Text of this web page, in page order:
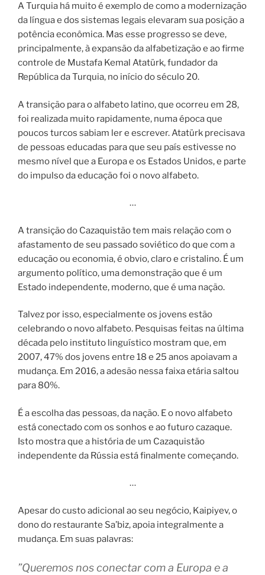
A Turquia há muito é exemplo de como a modernização
da língua e dos sistemas legais elevaram sua posição a
potência econômica. Mas esse progresso se deve,
principalmente, à expansão da alfabetização e ao firme
controle de Mustafa Kemal Atatürk, fundador da
República da Turquia, no início do século 20.
A transição para o alfabeto latino, que ocorreu em 28,
foi realizada muito rapidamente, numa época que
poucos turcos sabiam ler e escrever. Atatürk precisava
de pessoas educadas para que seu país estivesse no
mesmo nível que a Europa e os Estados Unidos, e parte
do impulso da educação foi o novo alfabeto.
…
A transição do Cazaquistão tem mais relação com o
afastamento de seu passado soviético do que com a
educação ou economia, é obvio, claro e cristalino. É um
argumento político, uma demonstração que é um
Estado independente, moderno, que é uma nação.
Talvez por isso, especialmente os jovens estão
celebrando o novo alfabeto. Pesquisas feitas na última
década pelo instituto linguístico mostram que, em
2007, 47% dos jovens entre 18 e 25 anos apoiavam a
mudança. Em 2016, a adesão nessa faixa etária saltou
para 80%.
É a escolha das pessoas, da nação. E o novo alfabeto
está conectado com os sonhos e ao futuro cazaque.
Isto mostra que a história de um Cazaquistão
independente da Rússia está finalmente começando.
…
Apesar do custo adicional ao seu negócio, Kaipiyev, o
dono do restaurante Sa’biz, apoia integralmente a
mudança. Em suas palavras:
”Queremos nos conectar com a Europa e a